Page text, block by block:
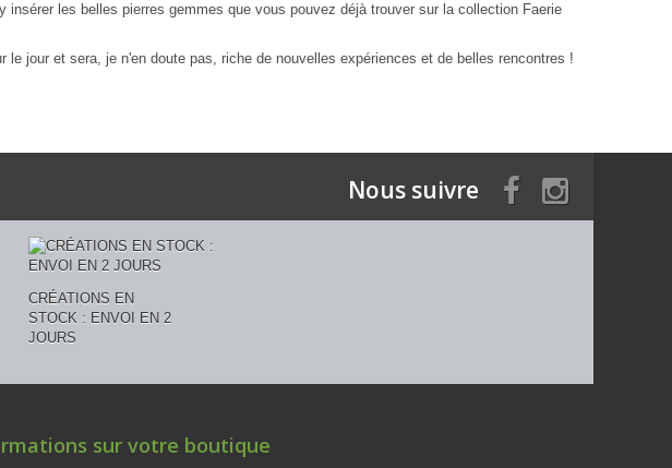
les belles pierres gemmes que vous pouvez déjà trouver sur la collection Faerie
le jour et sera, je n'en doute pas, riche de nouvelles expériences et de belles rencontres !
Nous suivre
CRÉATIONS EN
STOCK : ENVOI EN 2
JOURS
sur votre boutique